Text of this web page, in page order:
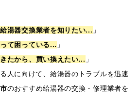
湯器交換業者を知りたい... 」
て困っている... 」
たから、買い換えたい... 」
人に向けて、給湯器のトラブルを迅速
のおすすめ給湯器の交換・修理業者を